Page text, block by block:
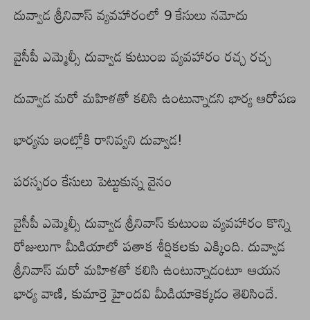
దువ్వాడ శ్రీనివాస్ వ్యవహారంలో 9 కేసులు నమోదు
వైసీపీ ఎమ్మెల్సీ దువ్వాడ కుటుంబ వ్యవహారం రచ్చ రచ్చ
దువ్వాడ మరో మహిళతో కలిసి ఉంటున్నాడని భార్య ఆరోపణ
భార్యను ఇంట్లోకి రానివ్వని దువ్వాడ!
పరస్పరం కేసులు పెట్టుకున్న వైనం
వైసీపీ ఎమ్మెల్సీ దువ్వాడ శ్రీనివాస్ కుటుంబ వ్యవహారం కొన్ని
రోజులుగా మీడియాలో పతాక శీర్షికలకు ఎక్కింది. దువ్వాడ
శ్రీనివాస్ మరో మహిళతో కలిసి ఉంటున్నాడంటూ ఆయన
భార్య వాణి, కుమార్తె హైందవి మీడియాకెక్కడం తెలిసిందే.